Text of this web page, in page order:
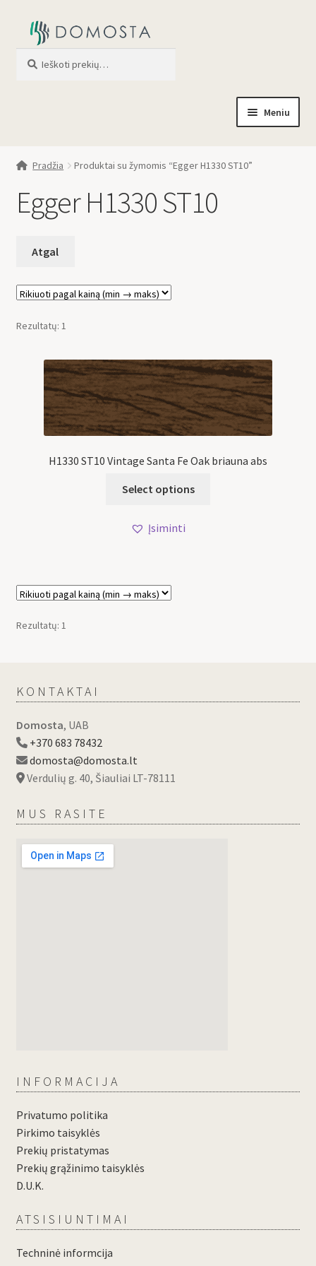
Meniu
Apie mus
Profilis
Pradžia Produktai su žymomis “Egger H1330 ST10”
Egger H1330 ST10
Rezultatų: 1
H1330 ST10 Vintage Santa Fe Oak briauna abs
Select options
Įsiminti
Rezultatų: 1
KONTAKTAI
Domosta, UAB
+370 683 78432
domosta@domosta.lt
Verdulių g. 40, Šiauliai LT-78111
MUS RASITE
INFORMACIJA
Privatumo politika
Pirkimo taisyklės
Prekių pristatymas
Prekių grąžinimo taisyklės
D.U.K.
ATSISIUNTIMAI
Techninė informcija